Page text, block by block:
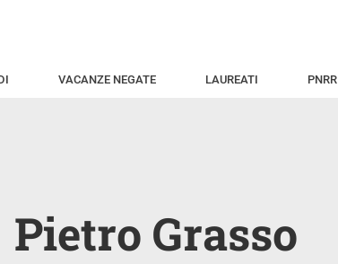
VACANZE NEGATE LAUREATI PNRR
Pietro Grasso